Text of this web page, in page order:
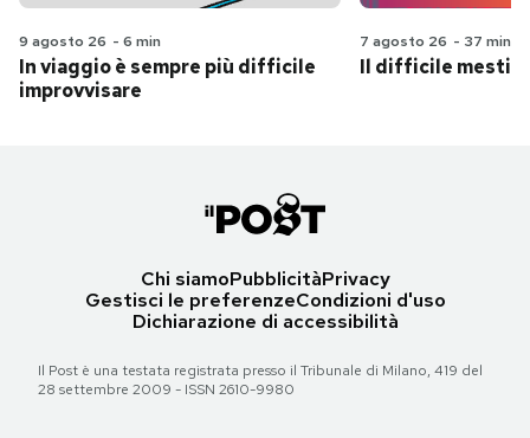
9 agosto 26 - 6 min
In viaggio è sempre più difficile
improvvisare
7 agosto 26 - 37 min
Il difficile
Chi siamoPubblicitàPrivacy
Gestisci le preferenzeCondizioni d'uso
Dichiarazione di accessibilità
Il Post è una testata registrata presso il Tribunale di Milano, 419 del
28 settembre 2009 - ISSN 2610-9980